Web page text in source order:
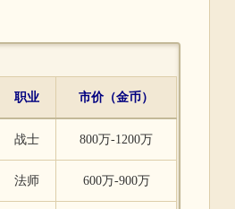
职业 市价（金币）
战士 800万-1200万
法师 600万-900万